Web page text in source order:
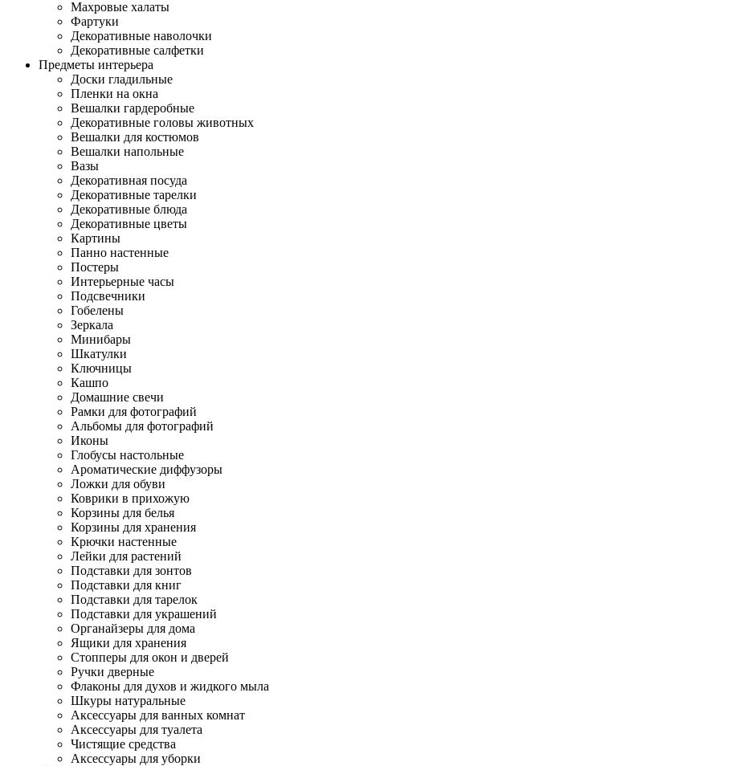
Махровые халаты
Фартуки
Декоративные наволочки
Декоративные салфетки
Предметы интерьера
Доски гладильные
Пленки на окна
Вешалки гардеробные
Декоративные головы животных
Вешалки для костюмов
Вешалки напольные
Вазы
Декоративная посуда
Декоративные тарелки
Декоративные блюда
Декоративные цветы
Картины
Панно настенные
Постеры
Интерьерные часы
Подсвечники
Гобелены
Зеркала
Минибары
Шкатулки
Ключницы
Кашпо
Домашние свечи
Рамки для фотографий
Альбомы для фотографий
Иконы
Глобусы настольные
Ароматические диффузоры
Ложки для обуви
Коврики в прихожую
Корзины для белья
Корзины для хранения
Крючки настенные
Лейки для растений
Подставки для зонтов
Подставки для книг
Подставки для тарелок
Подставки для украшений
Органайзеры для дома
Ящики для хранения
Стопперы для окон и дверей
Ручки дверные
Флаконы для духов и жидкого мыла
Шкуры натуральные
Аксессуары для ванных комнат
Аксессуары для туалета
Чистящие средства
Аксессуары для уборки